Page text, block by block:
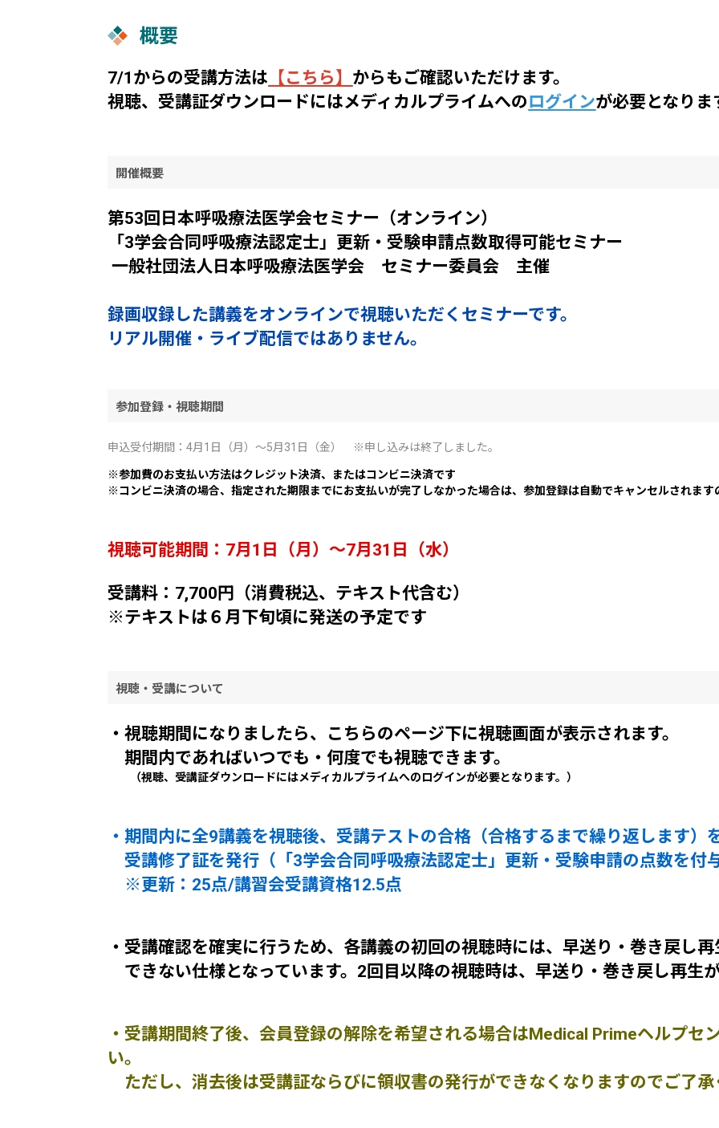
概要
7/1からの受講方法は 【こちら】 からもご確認いただけます。
視聴、受講証ダウンロードにはメディカルプライムへのログインが必要となりま
開催概要
第53回日本呼吸療法医学会セミナー（オンライン）
「3学会合同呼吸療法認定士」更新・受験申請点数取得可能セミナー
一般社団法人日本呼吸療法医学会 セミナー委員会 主催
録画収録した講義をオンラインで視聴いただくセミナーです。
リアル開催・ライブ配信ではありません。
参加登録・視聴期間
申込受付期間：4月1日（月）～5月31日（金） ※申し込みは終了しました。
※参加費のお支払い方法はクレジット決済、またはコンビニ決済です
※コンビニ決済の場合、指定された期限までにお支払いが完了しなかった場合は、参加登録は自動でキャンセルされます
視聴可能期間：7月1日（月）～7月31日（水）
受講料：7,700円（消費税込、テキスト代含む）
※テキストは６月下旬頃に発送の予定です
視聴・受講について
・視聴期間になりましたら、こちらのページ下に視聴画面が表示されます。
期間内であればいつでも・何度でも視聴できます。
（視聴、受講証ダウンロードにはメディカルプライムへのログインが必要となります。）
・期間内に全9講義を視聴後、受講テストの合格（合格するまで繰り返します）
受講修了証を発行（「3学会合同呼吸療法認定士」更新・受験申請の点数を付与
※更新：25点/講習会受講資格12.5点
・受講確認を確実に行うため、各講義の初回の視聴時には、早送り・巻き戻し
できない仕様となっています。2回目以降の視聴時は、早送り・巻き戻し再生が
・受講期間終了後、会員登録の解除を希望される場合はMedical Primeヘルプセ
い。
ただし、消去後は受講証ならびに領収書の発行ができなくなりますのでご了承